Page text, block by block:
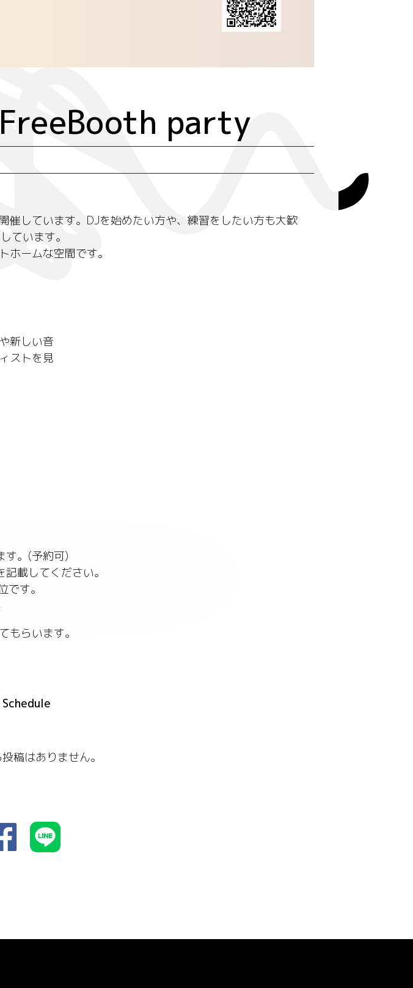
party
催しています。DJを始めたい方や、練習をしたい方も大歓
ています。
ームな空間です。
新しい音
ストを見
す。(予約可)
載してください。
す。
らいます。
稿はありません。